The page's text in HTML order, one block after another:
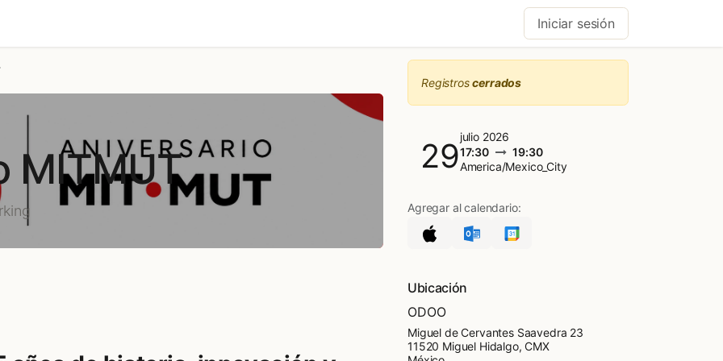
Iniciar sesión
MITMUT
Registroscerrados
29julio 2026
17:30
19:30
America/Mexico_City
Agregar al calendario:
Ubicación
ODOO
Miguel de Cervantes Saavedra 23
11520 Miguel Hidalgo, CMX